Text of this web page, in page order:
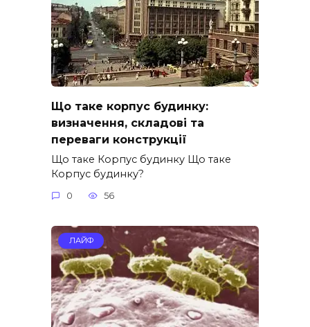
Що таке корпус будинку:
визначення, складові та
переваги конструкції
Що таке Корпус будинку Що таке
Корпус будинку?
0 56
ЛАЙФ